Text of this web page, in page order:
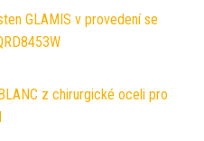
GLAMIS v provedení se
z chirurgické oceli pro